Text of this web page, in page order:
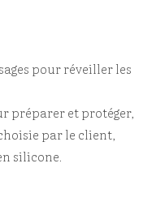
pour réveiller les
préparer et protéger,
par le client,
silicone.